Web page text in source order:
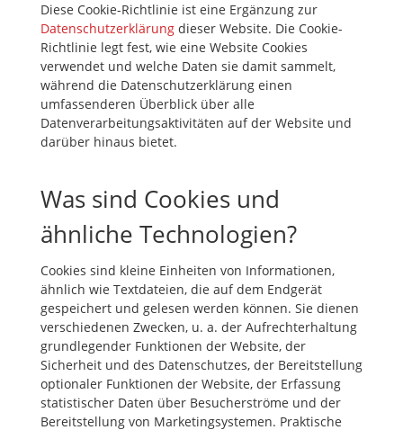
Diese Cookie-Richtlinie ist eine Ergänzung zur
Datenschutzerklärungdieser Website. Die Cookie-
Richtlinie legt fest, wie eine Website Cookies
verwendet und welche Daten sie damit sammelt,
während die Datenschutzerklärung einen
umfassenderen Überblick über alle
Datenverarbeitungsaktivitäten auf der Website und
darüber hinaus bietet.
Was sind Cookies und
ähnliche Technologien?
Cookies sind kleine Einheiten von Informationen,
ähnlich wie Textdateien, die auf dem Endgerät
gespeichert und gelesen werden können. Sie dienen
verschiedenen Zwecken, u. a. der Aufrechterhaltung
grundlegender Funktionen der Website, der
Sicherheit und des Datenschutzes, der Bereitstellung
optionaler Funktionen der Website, der Erfassung
statistischer Daten über Besucherströme und der
Bereitstellung von Marketingsystemen. Praktische